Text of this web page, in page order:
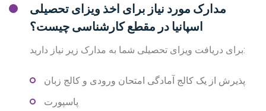
مدارک مورد نیاز برای اخذ ویزای تحصیلی
اسپانیا در مقطع کارشناسی چیست؟
برای دریافت ویزای تحصیلی شما به مدارک زیر نیاز دارید:
پذیرش از یک کالج آمادگی امتحان ورودی و کالج زبان
پاسپورت